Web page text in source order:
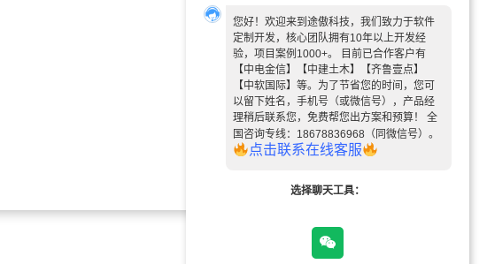
您好！欢迎来到途傲科技，我们致力于软件
定制开发，核心团队拥有10年以上开发经
验，项目案例1000+。 目前已合作客户有
【中电金信】【中建土木】【齐鲁壹点】
【中软国际】等。为了节省您的时间，您可
以留下姓名，手机号（或微信号），产品经
理稍后联系您，免费帮您出方案和预算！ 全
国咨询专线：18678836968（同微信号）。
点击联系在线客服
选择聊天工具：